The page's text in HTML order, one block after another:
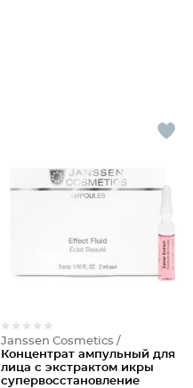
Janssen Cosmetics /
Концентрат ампульный для
лица с экстрактом икры
супервосстановление